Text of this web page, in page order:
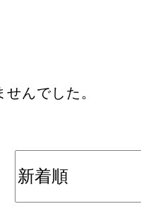
んでした。